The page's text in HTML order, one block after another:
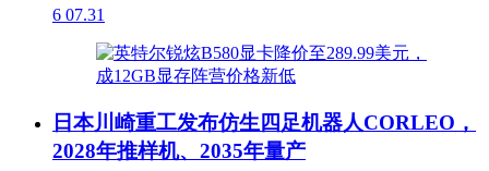
6 07.31
日本川崎重工发布仿生四足机器人CORLEO，
2028年推样机、2035年量产